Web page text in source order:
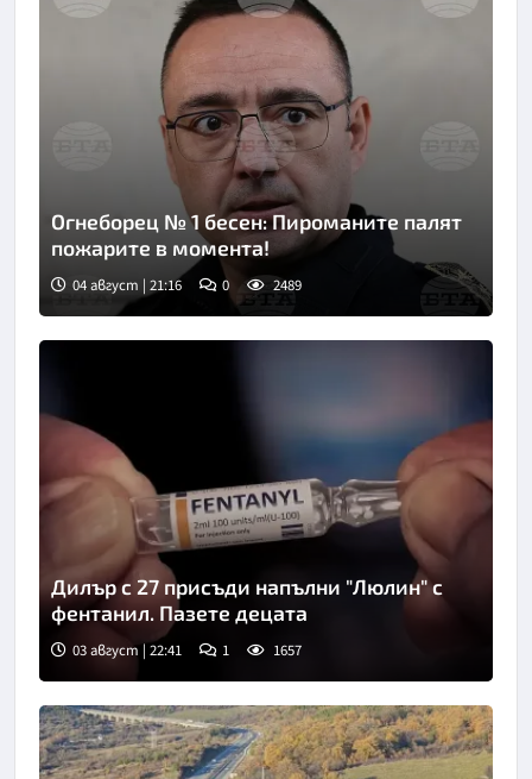
Огнеборец № 1 бесен: Пироманите палят
пожарите в момента!
04 август | 21:16 0 2489
Дилър с 27 присъди напълни "Люлин" с
фентанил. Пазете децата
03 август | 22:41 1 1657